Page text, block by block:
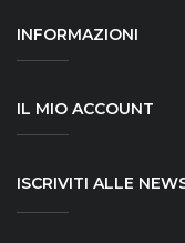
INFORMAZIONI
IL MIO ACCOUNT
ISCRIVITI ALLE